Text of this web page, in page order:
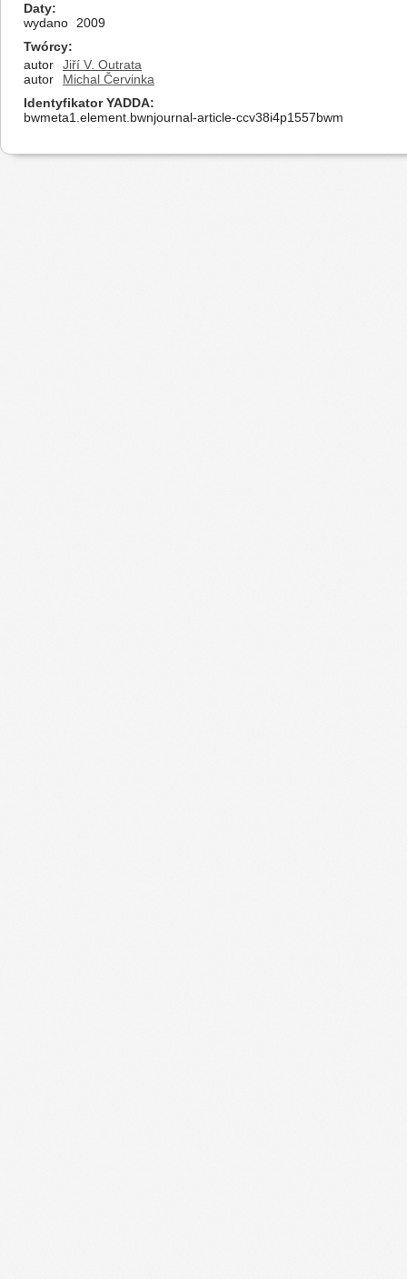
Daty
wydano
2009
Twórcy
autor
Jiří V. Outrata
autor
Michal Červinka
Identyfikator YADDA
bwmeta1.element.bwnjournal-article-ccv38i4p1557bwm